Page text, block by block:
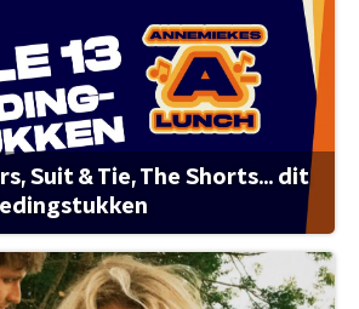
Suit & Tie, The Shorts... dit